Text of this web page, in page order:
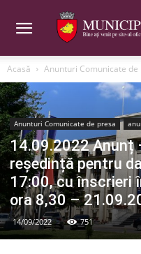
Acasă Anunturi Comunicate de
Anunturi Comunicate de presa
14.09.2022
reședință pentru
17:00, cu înscrieri
ora 8,30 –
14/09/2022 751